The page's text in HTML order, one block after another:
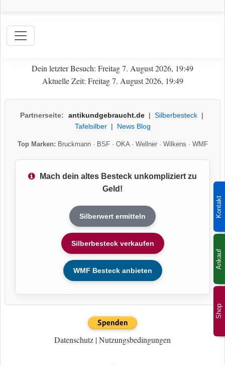
Shop
Kontakt
Ankauf
Dein letzter Besuch: Freitag 7. August 2026, 19:49
Aktuelle Zeit: Freitag 7. August 2026, 19:49
Partnerseite: antikundgebraucht.de| Silberbesteck|
Tafelsilber| News Blog
Top Marken: Bruckmann· BSF· OKA· Wellner· Wilkens · WMF
Mach dein altes Besteck unkompliziert zu
Geld!
Silberwert ermitteln
Silberbesteck verkaufen
WMF Besteck anbieten
Datenschutz |Nutzungsbedingungen